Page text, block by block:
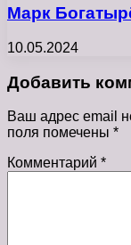
Марк
10.05.2024
Добавить
Ваш адрес email
поля помечены *
Комментарий *